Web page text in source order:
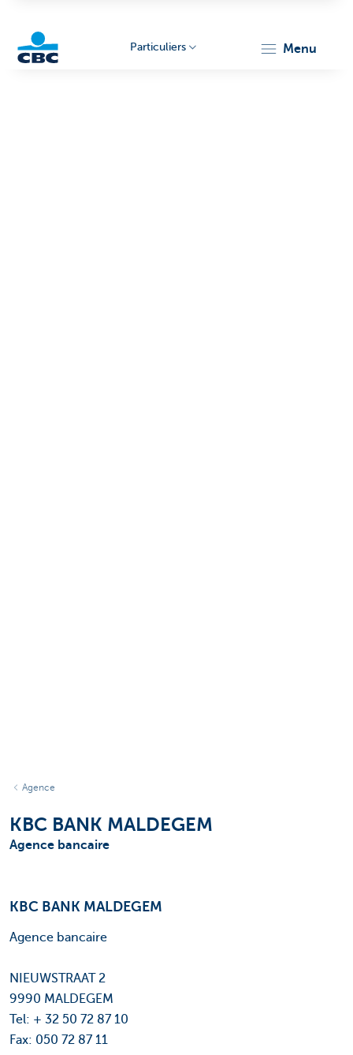
Particuliers menu
Agence
KBC BANK MALDEGEM
Agence bancaire
KBC BANK MALDEGEM
Agence bancaire
NIEUWSTRAAT 2
9990 MALDEGEM
Tel: + 32 50 72 87 10
Fax: 050 72 87 11